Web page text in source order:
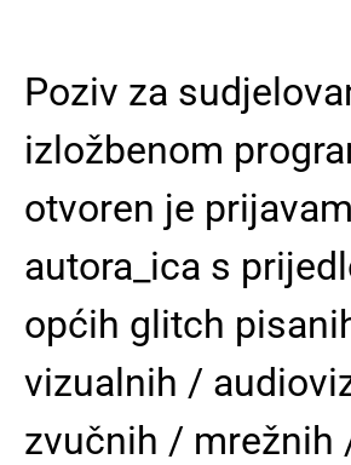
Poziv za
izložbenom
otvoren je
autora_ica s
općih glitch
vizualnih /
zvučnih / mrežnih